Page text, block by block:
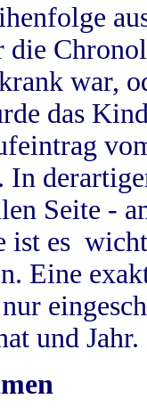
die
war,
das
Seite -
ist es
Eine
und Jahr.